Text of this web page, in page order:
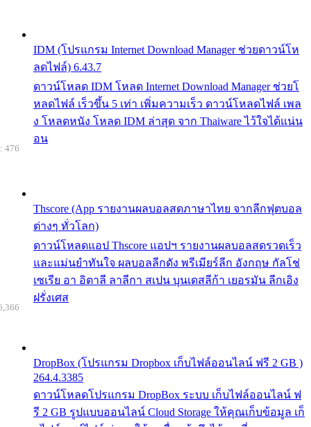
IDM (โปรแกรม Internet Download Manager ช่วยดาวน์โห
ลดไฟล์) 6.43.7
ดาวน์โหลด IDM โหลด Internet Download Manager ช่วยโ
หลดไฟล์ เร็วขึ้น 5 เท่า เพิ่มความเร็ว ดาวน์โหลดไฟล์ เพล
ง โหลดหนัง โหลด IDM ล่าสุด จาก Thaiware ไว้ใจได้แน่น
อน
Thscore (App รายงานผลบอลสดภาษาไทย จากลีกฟุตบอล
ต่างๆ ทั่วโลก)
ดาวน์โหลดแอป Thscore แอปฯ รายงานผลบอลสดรวดเร็ว
และแม่นยำทันใจ ผลบอลลีกดัง พรีเมียร์ลีก อังกฤษ กัลโช่
เซเรีย อา อิตาลี ลาลีกา สเปน บุนเดสลีก้า เยอรมัน ลีกเอิง
ฝรั่งเศส
476
DropBox (โปรแกรม Dropbox เก็บไฟล์ออนไลน์ ฟรี 2 GB )
264.4.3385
ดาวน์โหลดโปรแกรม DropBox ระบบ เก็บไฟล์ออนไลน์ ฟ
รี 2 GB รูปแบบออนไลน์ Cloud Storage ให้คุณเก็บข้อมูล เก็